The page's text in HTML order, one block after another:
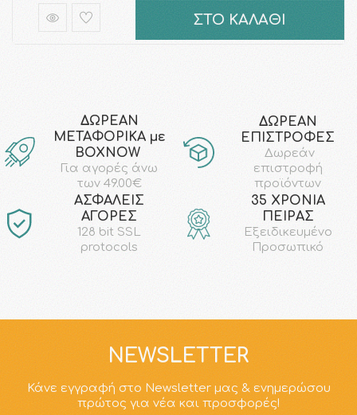
ΣΤΟ ΚΑΛΑΘΙ
ΔΩΡΕΑΝ
ΜΕΤΑΦΟΡΙΚΑ με
ΒΟΧΝΟW
Για αγορές άνω
των 49.00€
ΔΩΡΕΑΝ
ΕΠΙΣΤΡΟΦΕΣ
Δωρεάν
επιστροφή
προϊόντων
AΣΦΑΛΕΙΣ
ΑΓΟΡΕΣ
128 bit SSL
protocols
35 ΧΡΟΝΙΑ
ΠΕΙΡΑΣ
Εξειδικευμένο
Προσωπικό
NEWSLETTER
Κάνε εγγραφή στο Newsletter μας & ενημερώσου
πρώτος για νέα και προσφορές!